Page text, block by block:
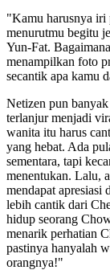
"Kamu harusnya iri
menurutmu begitu
Yun-Fat.
menampilkan foto
secantik apa kamu
Netizen pun
terlanjur menjadi
wanita itu harus
yang hebat. Ada
sementara, tapi
menentukan. Lalu,
mendapat
lebih cantik dari
hidup seorang
menarik perhatian
pastinya hanyalah
orangnya!"